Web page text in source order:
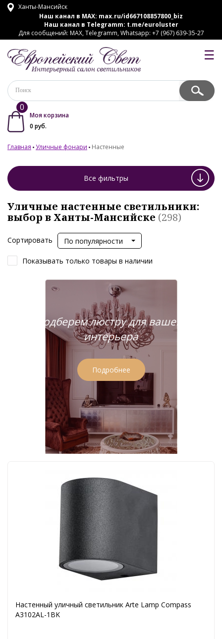
Ханты-Мансийск
Наш канал в MAX: max.ru/id667108857800_biz
Наш канал в Telegramm: t.me/euroluster
Для сообщений: MAX, Telegramm, Whatsapp: +7 (967) 639-35-27
☰
0
Моя корзина
0 руб.
Главная Уличные фонари Настенные
Все фильтры
Уличные настенные светильники:
выбор в Ханты-Мансийске (298)
Сортировать По популярности
Показывать только товары в наличии
Подберем люстру для вашего
интерьера
Подробнее
Настенный уличный светильник Arte Lamp Compass
A3102AL-1BK